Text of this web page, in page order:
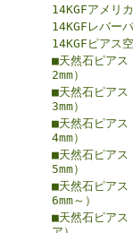
14KGFアメリ
14KGFレバー
14KGFピアス
■天然石ピアス
2mm）
■天然石ピアス
3mm）
■天然石ピアス
4mm）
■天然石ピアス
5mm）
■天然石ピアス
6mm～）
■天然石ピアス